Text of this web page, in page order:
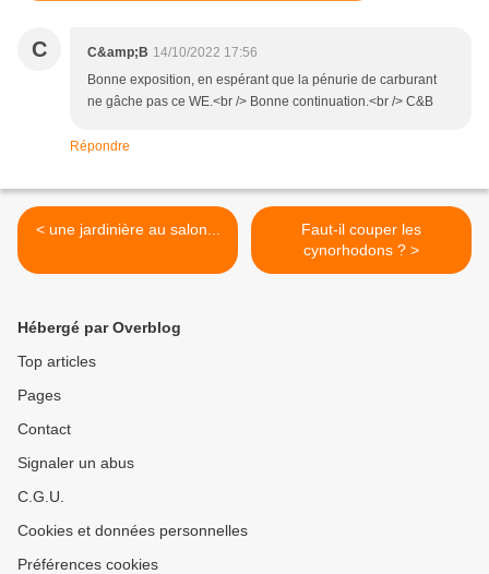
C C&amp;B 14/10/2022 17:56
Bonne exposition, en espérant que la pénurie de carburant
ne gâche pas ce WE.<br /> Bonne continuation.<br /> C&B
Répondre
< une jardinière au salon...
Faut-il couper les
cynorhodons ? >
Hébergé par Overblog
Top articles
Pages
Contact
Signaler un abus
C.G.U.
Cookies et données personnelles
Préférences cookies